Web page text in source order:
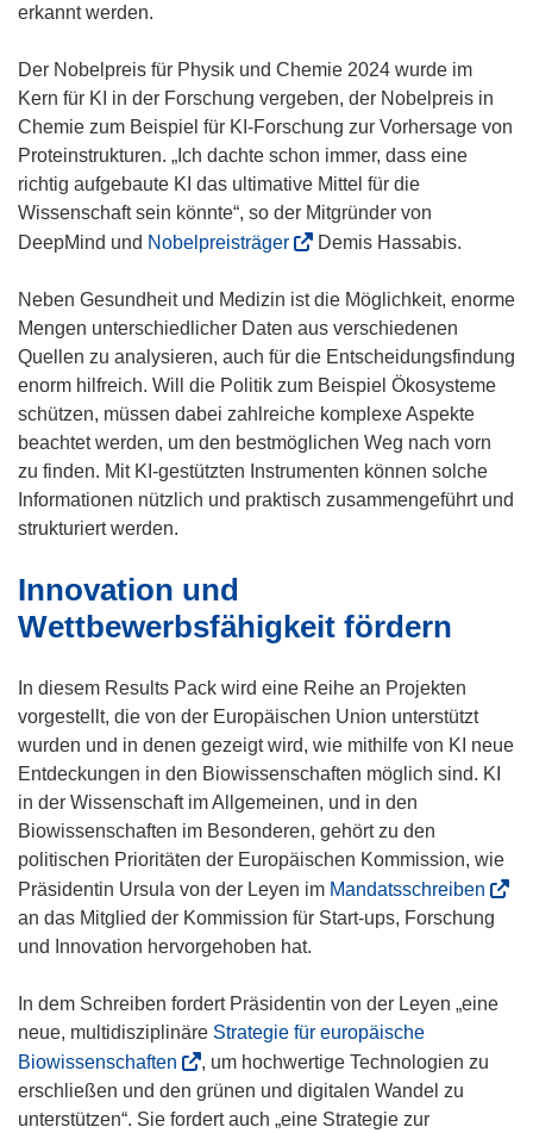
erkannt werden.
Der Nobelpreis für Physik und Chemie 2024 wurde im
Kern für KI in der Forschung vergeben, der Nobelpreis in
Chemie zum Beispiel für KI-Forschung zur Vorhersage von
Proteinstrukturen. „Ich dachte schon immer, dass eine
richtig aufgebaute KI das ultimative Mittel für die
Wissenschaft sein könnte“, so der Mitgründer von
DeepMind und Nobelpreisträger(
f
f
n
e
t
i
n
n
m
F
n
s
t
e
r
)
Demis Hassabis.
Neben Gesundheit und Medizin ist die Möglichkeit, enorme
Mengen unterschiedlicher Daten aus verschiedenen
Quellen zu analysieren, auch für die Entscheidungsfindung
enorm hilfreich. Will die Politik zum Beispiel Ökosysteme
schützen, müssen dabei zahlreiche komplexe Aspekte
beachtet werden, um den bestmöglichen Weg nach vorn
zu finden. Mit KI-gestützten Instrumenten können solche
Informationen nützlich und praktisch zusammengeführt und
strukturiert werden.
Innovation und
Wettbewerbsfähigkeit fördern
In diesem Results Pack wird eine Reihe an Projekten
vorgestellt, die von der Europäischen Union unterstützt
wurden und in denen gezeigt wird, wie mithilfe von KI neue
Entdeckungen in den Biowissenschaften möglich sind. KI
in der Wissenschaft im Allgemeinen, und in den
Biowissenschaften im Besonderen, gehört zu den
politischen Prioritäten der Europäischen Kommission, wie
Präsidentin Ursula von der Leyen im Mandatsschreiben
ö
n
t
an das Mitglied der Kommission für Start-ups, Forschung
und Innovation hervorgehoben hat.
In dem Schreiben fordert Präsidentin von der Leyen „eine
neue, multidisziplinäre Strategie für europäische
Biowissenschaften
ö
f
, um hochwertige Technologien zu
erschließen und den grünen und digitalen Wandel zu
unterstützen“. Sie fordert auch „eine Strategie zur